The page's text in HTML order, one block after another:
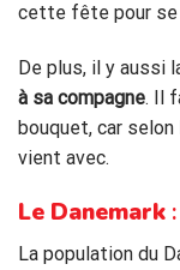
cette fête pour se
De plus, il y aussi
à sa compagne. Il
bouquet, car
vient avec.
Le Danemark :
La population du